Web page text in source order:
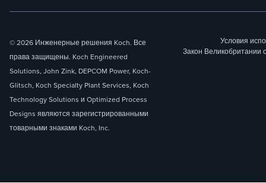
© 2026 Инженерные решения Koch. Все
права защищены. Koch Engineered
Solutions, John Zink, DEPCOM Power, Koch-
Glitsch, Koch Specialty Plant Services, Koch
Technology Solutions и Optimized Process
Designs являются зарегистрированными
товарными знаками Koch, Inc.
Условия
Закон Великобритании